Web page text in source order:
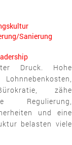
Sanierung
Druck. Hohe
zähe
Regulierung,
und eine
belasten viele